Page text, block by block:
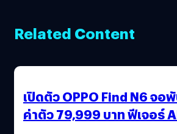
Related Content
เปิดตัว OPPO Find N6 จอ
ค่าตัว 79,999 บาท ฟีเจอร์